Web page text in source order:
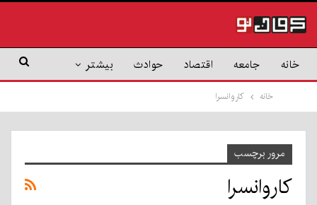
خانه جامعه اقتصاد حوادث بیشتر
خانه کاروانسرا
مرور برچسب
کاروانسرا